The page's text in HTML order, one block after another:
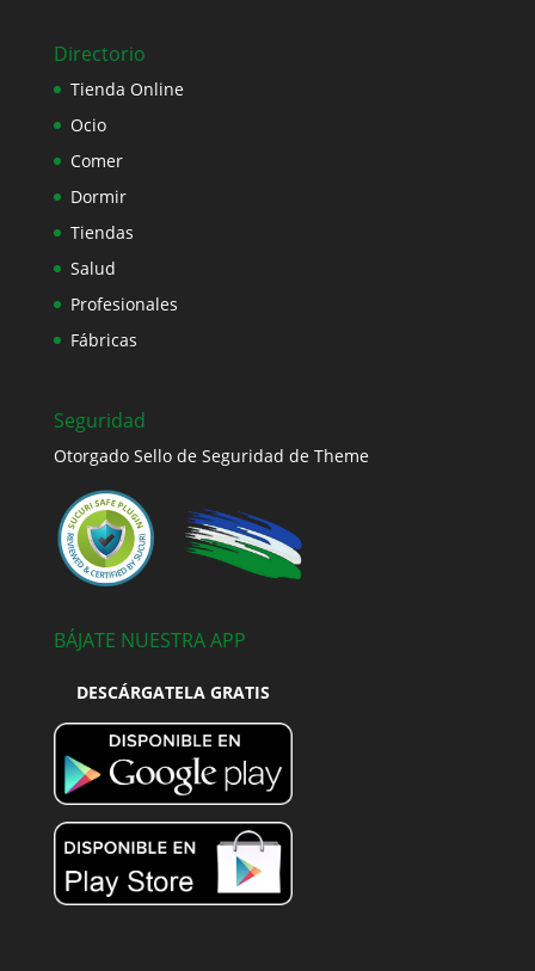
Directorio
Tienda Online
Ocio
Comer
Dormir
Tiendas
Salud
Profesionales
Fábricas
Seguridad
Otorgado Sello de Seguridad de Theme
BÁJATE NUESTRA APP
DESCÁRGATELA GRATIS